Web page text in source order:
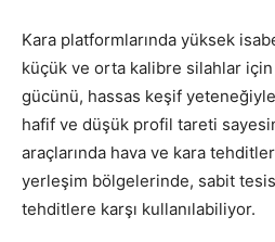
Kara platformlarında yüksek
küçük ve orta kalibre silahlar
gücünü, hassas keşif
hafif ve düşük profil tareti
araçlarında hava ve kara
yerleşim bölgelerinde, sabit
tehditlere karşı kullanılabiliyor.